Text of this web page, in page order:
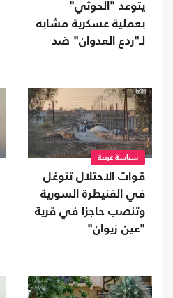
يتوعد "الحوثي"
بعملية عسكرية مشابه
لـ"ردع العدوان" ضد
سياسة عربية
قوات الاحتلال تتوغل
في القنيطرة السورية
وتنصب حاجزا في قرية
"عين زيوان"